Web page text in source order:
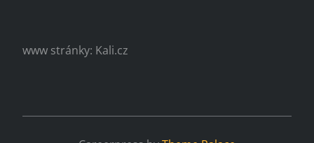
www stránky: Kali.cz